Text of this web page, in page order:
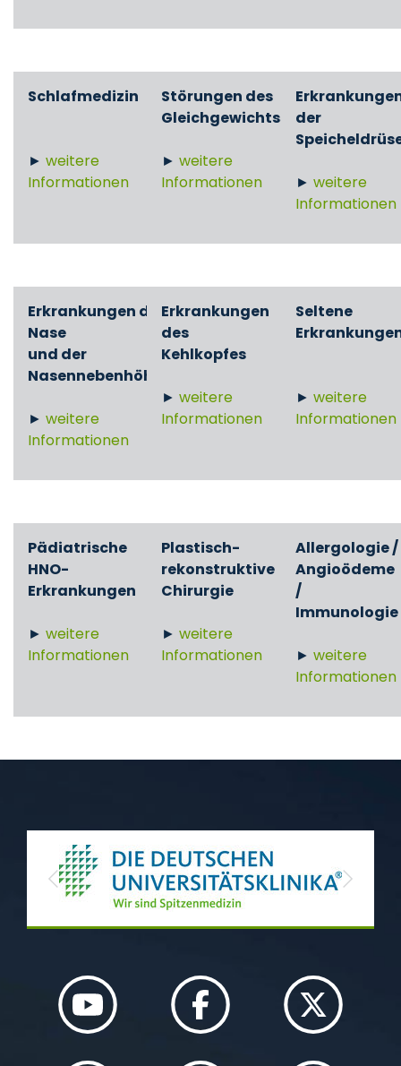
Schlafmedizin
► weitere
Informationen
Störungen des
Gleichgewichtssinns
►weitere
Informationen
der
► weitere
Informationen
Erkrankungen der
Nase
und der
Nasennebenhöhlen
► weitere
Informationen
Erkrankungen
des
Kehlkopfes
►weitere
Informationen
Seltene
► weitere
Informationen
Pädiatrische
HNO-
Erkrankungen
► weitere
Informationen
Plastisch-
rekonstruktive
Chirurgie
►weitere
Informationen
Allergologie /
Angioödeme
/
Immunologie
► weitere
Informationen
Previous Next